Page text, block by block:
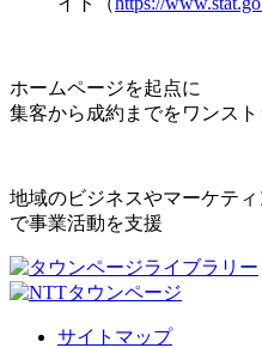
ホームページを起点に
集客から成約までをワンス
地域のビジネスやマーケテ
で事業活動を支援
サイトマップ